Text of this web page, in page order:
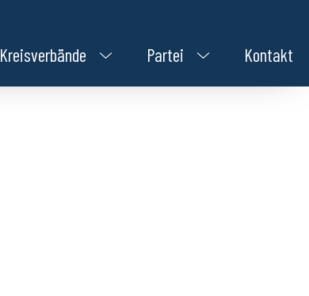
Kreisverbände Partei Kontakt